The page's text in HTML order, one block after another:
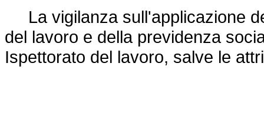
La vigilanza sull'applicazione
del lavoro e della previdenza
Ispettorato del lavoro, salve le